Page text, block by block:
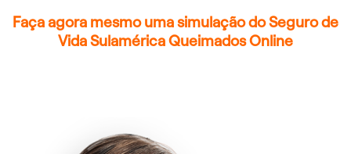
Faça agora mesmo uma simulação do Seguro de
Vida Sulamérica Queimados Online